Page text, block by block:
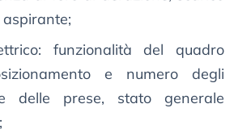
funzionalità del quadro
e numero degli
delle prese, stato generale